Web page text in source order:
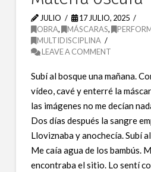
JULIO
17 JULIO, 2025
OBRA, MÁSCARAS,
MULTIDISCIPLINA
LEAVE A COMMENT
Subí al bosque una mañana.
vídeo, cavé y enterré la
las imágenes no me decían
Dos días después la sangre
Lloviznaba y anochecía. Subí
Me caía agua de los bambús.
encontraba el sitio. Lo sentí